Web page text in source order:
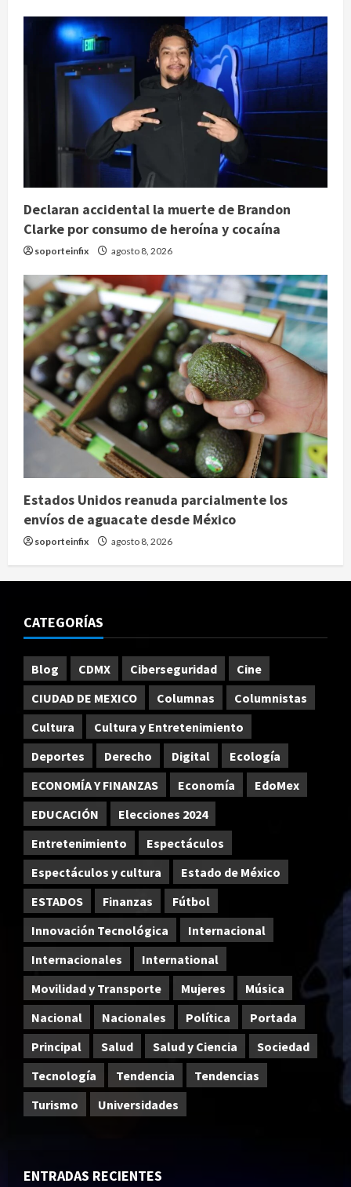
Declaran accidental la muerte de Brandon
Clarke por consumo de heroína y cocaína
soporteinfix agosto 8, 2026
Estados Unidos reanuda parcialmente los
envíos de aguacate desde México
soporteinfix agosto 8, 2026
CATEGORÍAS
Blog CDMX Ciberseguridad
Cine
CIUDAD DE MEXICO
Columnas
Columnistas
Cultura
Cultura y Entretenimiento
Deportes
Derecho Digital
Ecología
ECONOMÍA Y FINANZAS
Economía
EdoMex
EDUCACIÓN
Elecciones 2024
Entretenimiento
Espectáculos
Espectáculos y cultura
Estado de México
ESTADOS
Finanzas
Fútbol
Innovación Tecnológica
Internacional
Internacionales
International
Movilidad y Transporte
Mujeres
Música
Nacional
Nacionales Política
Portada
Principal
Salud Salud y Ciencia
Sociedad
Tecnología
Tendencia
Tendencias
Turismo
Universidades
ENTRADAS RECIENTES